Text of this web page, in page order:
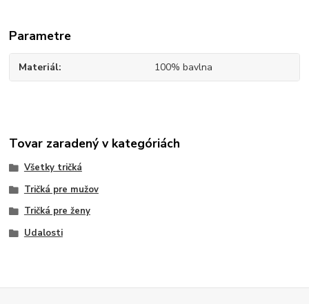
Parametre
Materiál 100% bavlna
Tovar zaradený v kategóriách
Všetky tričká
Tričká pre mužov
Tričká pre ženy
Udalosti